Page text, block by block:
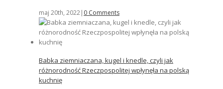
maj 20th, 2022| 0 Comments
Babka ziemniaczana, kugel i knedle, czyli jak
różnorodność Rzeczpospolitej wpłynęła na polską
kuchnię